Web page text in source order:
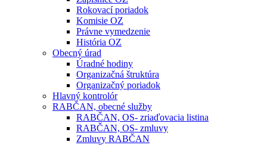
Rokovací poriadok
Komisie OZ
Právne vymedzenie
História OZ
Obecný úrad
Úradné hodiny
Organizačná štruktúra
Organizačný poriadok
Hlavný kontrolór
RABČAN, obecné služby
RABČAN, OS- zriaďovacia listina
RABČAN, OS- zmluvy
Zmluvy RABČAN